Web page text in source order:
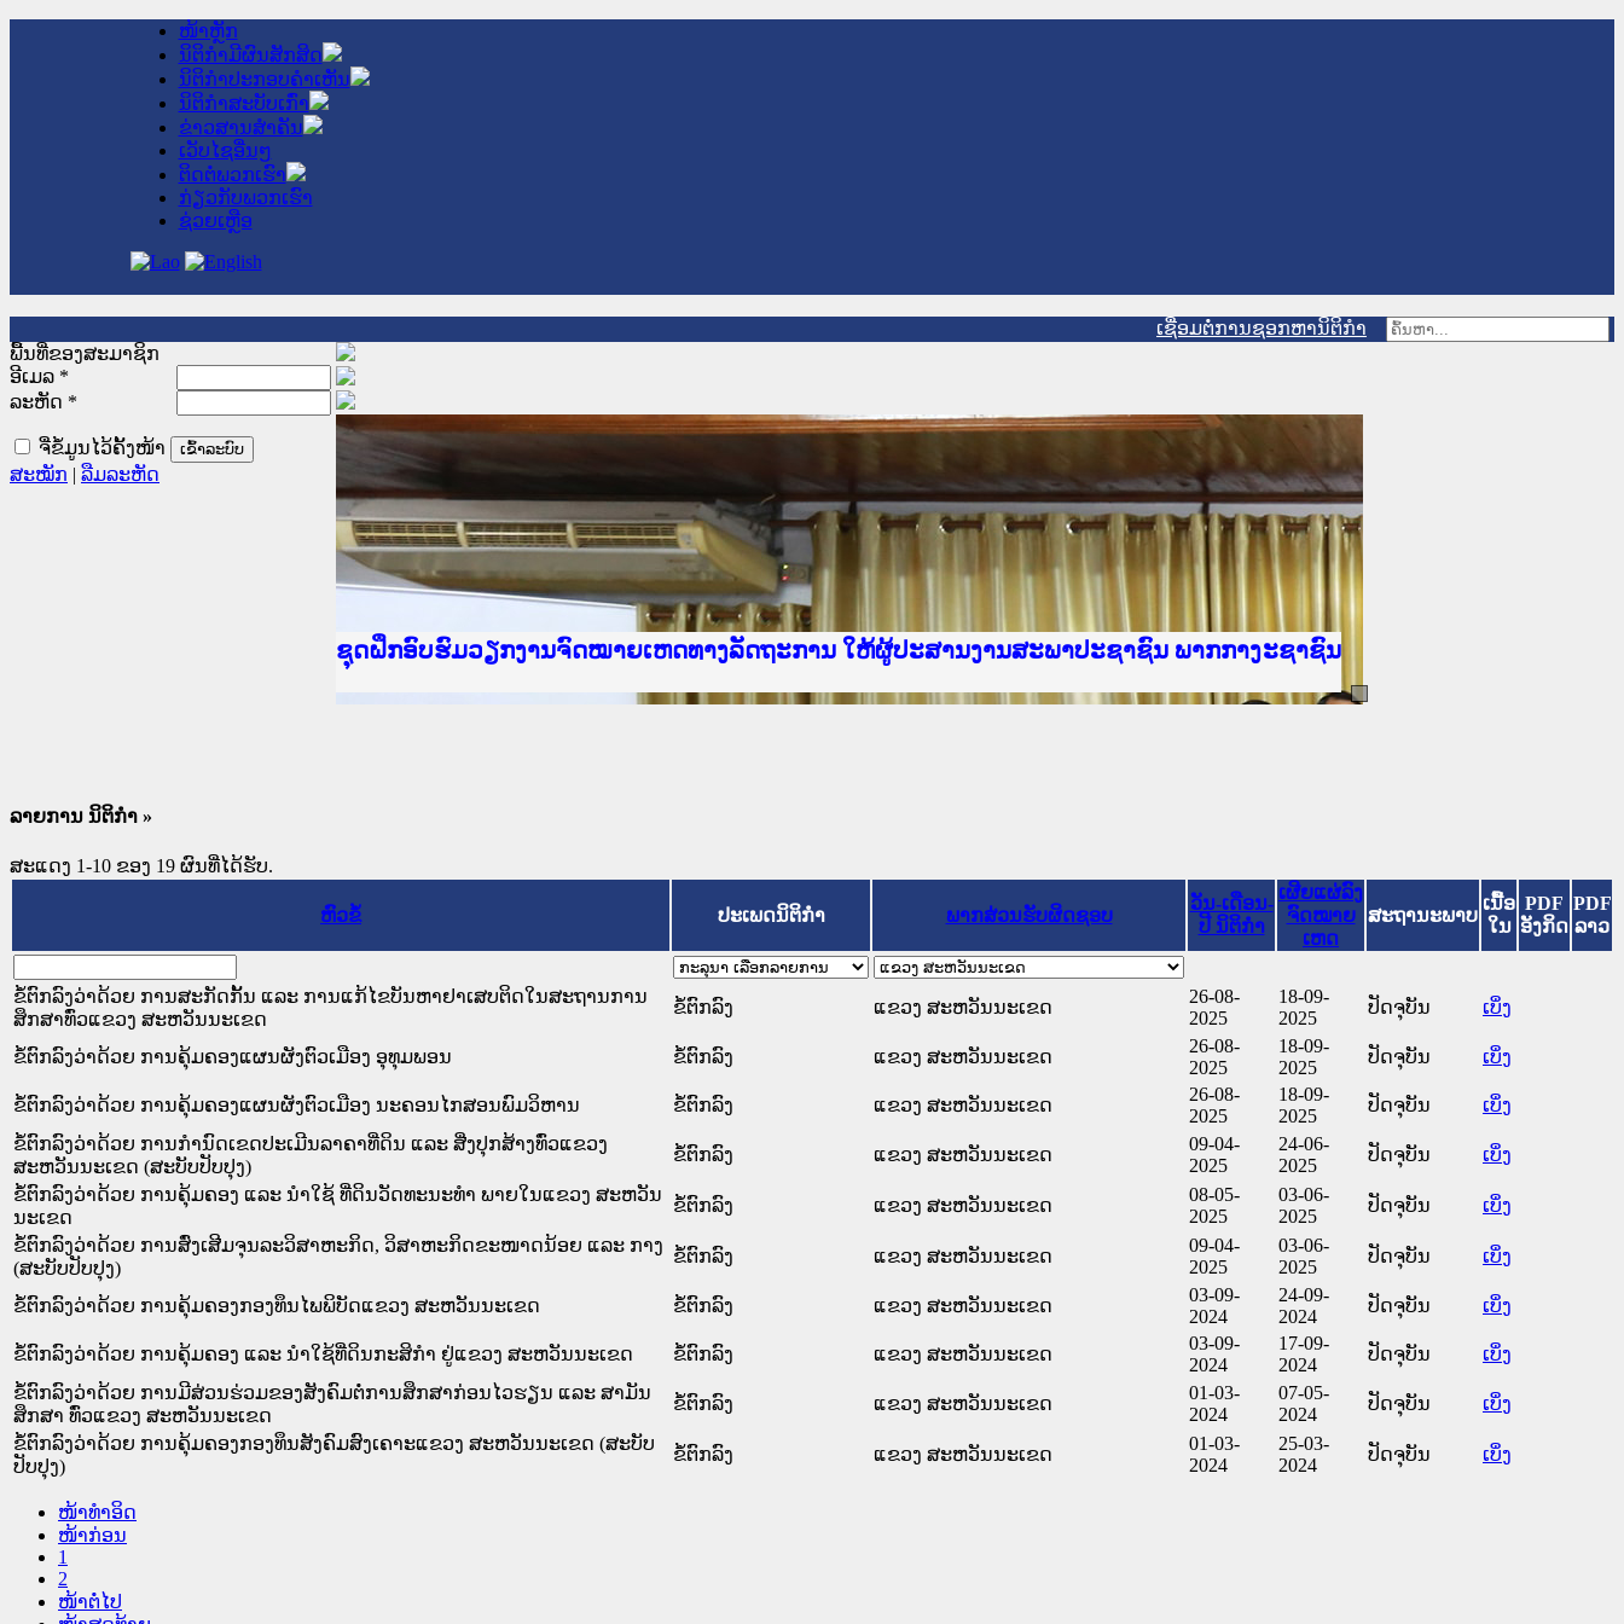
ໜ້າຫຼັກ
ນິຕິກໍາມີຜົນສັກສິດ
ນິຕິກໍາປະກອບຄໍາເຫັນ
ນິຕິກໍາສະບັບເກົ່າ
ຂ່າວສານສໍາຄັນ
ເວັບໄຊອື່ນໆ
ຕິດຕໍ່ພວກເຮົາ
ກ່ຽວກັບພວກເຮົາ
ຊ່ວຍເຫຼືອ
ເຊື່ອມຕໍ່ການຊອກຫານິຕິກຳ
ພື້ນທີ່ຂອງສະມາຊິກ
ອີເມລ *
ລະຫັດ *
ຈື່ຂໍ້ມູນໄວ້ຄັ້ງໜ້າ
ສະໝັກ | ລືມລະຫັດ
Ministry of Justice Lao PDR
ເຜີຍແຜ່ວັບໄຊຈົດໝາຍເຫດທາງລັດຖະການ ແລະ ແອັບກົດໝາຍລາວ ທີ່ ສະຖາບັນຍຸຕິທຳແຫ່ງຊາດ
ກະຊວງຍຸຕິທຳ
ຊຸດຝຶກອົບຮົມວຽກງານຈົດໝາຍເຫດທາງລັດຖະການ ໃຫ້ຜູ້ປະສານງານສະພາປະຊາຊົນ ພາກເໜືອ
ກອງປະຊຸມທົບທວນຄືນການຈັດຕັ້ງປະຕິບັດວຽກງານຈົດໝາຍເຫດທາງລັດຖະການ
ຝຶກອົບຮົມ ຜູ່ປະສານງານວຽກງານຈົດໝາຍເຫດທາງລັດຖະການ ສຳລັບ ພາກກາງ
ຝຶກອົບຮົມ ຜູ່ປະສານງານວຽກງານຈົດໝາຍເຫດທາງລັດຖະການ ສຳລັບ ພາກໃຕ້
ເຜີຍແຜ່ແອັບກົດໝາຍລາວ ແລະ ເວັບໄຊຈົດໝາຍເຫດທາງລັດຖະການ ທີ່ ວິທະຍາຄານຕຳຫຼວດປະຊາຊົນ
ເຜີຍແຜ່ແອັບກົດໝາຍລາວ ແລະ ເວັບໄຊຈົດໝາຍເຫດທາງລັດຖະການ ທີ່ ວິທະຍາຄານສັນຕິບານປະຊາຊົນ
ຍົກລະດັບວຽກງານຈົດໝາຍເຫດທາງລັດຖະການໃຫ້ຜູ້ປະສານງານຂັ້ນແຂວງພາກເໜືອ
ຊຸດຝຶກອົບຮົມວຽກງານຈົດໝາຍເຫດທາງລັດຖະການ ໃຫ້ຜູ້ປະສານງານສະພາປະຊາຊົນ ພາກກາງ
ລາຍການ ນິຕິກໍາ »
ສະແດງ 1-10 ຂອງ 19 ຜົນທີ່ໄດ້ຮັບ.
ຫົວຂໍ້ ປະເພດນິຕິກຳ ພາກສ່ວນຮັບຜິດຊອບ
ວັນ-ເດືອນ-
ປີ ນິຕິກໍາ
ເຜີຍແຜ່ລົງ
ຈົດໝາຍ
ເຫດ
ສະຖານະພາບ
ເນື້ອ
ໃນ
PDF
ອັງກິດ
PDF
ລາວ
ຂໍ້ຕົກລົງວ່າດ້ວຍ ການສະກັດກັ້ນ ແລະ ການແກ້ໄຂບັນຫາຢາເສບຕິດໃນສະຖານການ
ສຶກສາທົ່ວແຂວງ ສະຫວັນນະເຂດ
ຂໍ້ຕົກລົງ ແຂວງ ສະຫວັນນະເຂດ
26-08-
2025
18-09-
2025
ປັດຈຸບັນ ເບິ່ງ
ຂໍ້ຕົກລົງວ່າດ້ວຍ ການຄຸ້ມຄອງແຜນຜັງຕົວເມືອງ ອຸທຸມພອນ ຂໍ້ຕົກລົງ ແຂວງ ສະຫວັນນະເຂດ
26-08-
2025
18-09-
2025
ປັດຈຸບັນ ເບິ່ງ
ຂໍ້ຕົກລົງວ່າດ້ວຍ ການຄຸ້ມຄອງແຜນຜັງຕົວເມືອງ ນະຄອນໄກສອນພົມວິຫານ ຂໍ້ຕົກລົງ ແຂວງ ສະຫວັນນະເຂດ
26-08-
2025
18-09-
2025
ປັດຈຸບັນ
ເບິ່ງ
ຂໍ້ຕົກລົງວ່າດ້ວຍ ການກຳນົດເຂດປະເມີນລາຄາທີ່ດິນ ແລະ ສີ່ງປຸກສ້າງທົ່ວແຂວງ
ສະຫວັນນະເຂດ (ສະບັບປັບປຸງ)
ຂໍ້ຕົກລົງ ແຂວງ ສະຫວັນນະເຂດ
09-04-
2025
24-06-
2025
ປັດຈຸບັນ
ເບິ່ງ
ຂໍ້ຕົກລົງວ່າດ້ວຍ ການຄຸ້ມຄອງ ແລະ ນຳໃຊ້ ທີ່ດິນວັດທະນະທຳ ພາຍໃນແຂວງ ສະຫວັນ
ນະເຂດ
ຂໍ້ຕົກລົງ ແຂວງ ສະຫວັນນະເຂດ
08-05-
2025
03-06-
2025
ປັດຈຸບັນ
ເບິ່ງ
ຂໍ້ຕົກລົງວ່າດ້ວຍ ການສົ່ງເສີມຈຸນລະວິສາຫະກິດ, ວິສາຫະກິດຂະໜາດນ້ອຍ ແລະ ກາງ
(ສະບັບປັບປຸງ)
ຂໍ້ຕົກລົງ ແຂວງ ສະຫວັນນະເຂດ
09-04-
2025
03-06-
2025
ປັດຈຸບັນ ເບິ່ງ
ຂໍ້ຕົກລົງວ່າດ້ວຍ ການຄຸ້ມຄອງກອງທຶນໄພພິບັດແຂວງ ສະຫວັນນະເຂດ ຂໍ້ຕົກລົງ ແຂວງ ສະຫວັນນະເຂດ
03-09-
2024
24-09-
2024
ປັດຈຸບັນ ເບິ່ງ
ຂໍ້ຕົກລົງວ່າດ້ວຍ ການຄຸ້ມຄອງ ແລະ ນຳໃຊ້ທີ່ດິນກະສິກຳ ຢູ່ແຂວງ ສະຫວັນນະເຂດ ຂໍ້ຕົກລົງ ແຂວງ ສະຫວັນນະເຂດ
03-09-
2024
17-09-
2024
ປັດຈຸບັນ
ເບິ່ງ
ຂໍ້ຕົກລົງວ່າດ້ວຍ ການມີສ່ວນຮ່ວມຂອງສັງຄົມຕໍ່ການສຶກສາກ່ອນໄວຮຽນ ແລະ ສາມັນ
ສຶກສາ ທົ່ວແຂວງ ສະຫວັນນະເຂດ
ຂໍ້ຕົກລົງ ແຂວງ ສະຫວັນນະເຂດ
01-03-
2024
07-05-
2024
ປັດຈຸບັນ
ເບິ່ງ
ຂໍ້ຕົກລົງວ່າດ້ວຍ ການຄຸ້ມຄອງກອງທຶນສັງຄົມສົງເຄາະແຂວງ ສະຫວັນນະເຂດ (ສະບັບ
ປັບປຸງ)
ຂໍ້ຕົກລົງ ແຂວງ ສະຫວັນນະເຂດ
01-03-
2024
25-03-
2024
ປັດຈຸບັນ ເບິ່ງ
ໜ້າທໍາອິດ
ໜ້າກ່ອນ
1
2
ໜ້າຕໍ່ໄປ